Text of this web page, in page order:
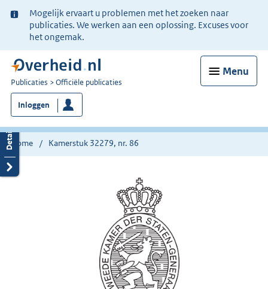
Ter
informatie:
Mogelijk ervaart u problemen met het zoeken naar
publicaties. We werken aan een oplossing. Excuses voor
het ongemak.
Menu
U
bent
nu
hier:
Publicaties Officiële publicaties
Inloggen
Home Kamerstuk 32279, nr. 86